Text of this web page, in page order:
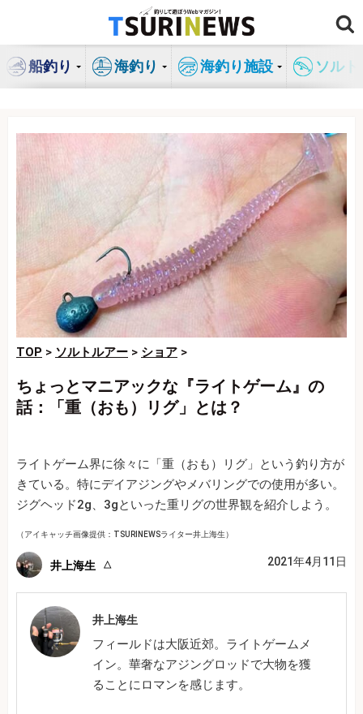
ン
船釣り 海釣り 海釣り施設 ソル
TOP > ソルトルアー > ショア >
ちょっとマニアックな『ライトゲーム』の
話：「重（おも）リグ」とは？
ライトゲーム界に徐々に「重（おも）リグ」という釣り方が
きている。特にデイアジングやメバリングでの使用が多い。
ジグヘッド2g、3gといった重リグの世界観を紹介しよう。
（アイキャッチ画像提供：TSURINEWSライター井上海生）
井上海生 2021年4月11日
井上海生
フィールドは大阪近郊。ライトゲームメ
イン。華奢なアジングロッドで大物を獲
ることにロマンを感じます。